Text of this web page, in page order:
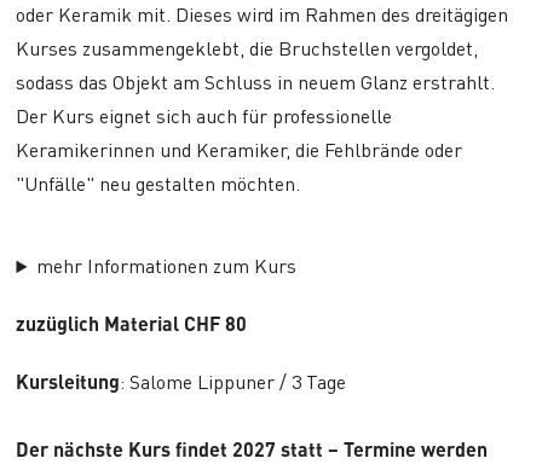
oder Keramik mit. Dieses wird im Rahmen des dreitägigen
Kurses zusammengeklebt, die Bruchstellen vergoldet,
sodass das Objekt am Schluss in neuem Glanz erstrahlt.
Der Kurs eignet sich auch für professionelle
Keramikerinnen und Keramiker, die Fehlbrände oder
"Unfälle" neu gestalten möchten.
mehr Informationen zum Kurs
zuzüglich Material CHF 80
Kursleitung: Salome Lippuner / 3 Tage
Der nächste Kurs findet 2027 statt – Termine werden